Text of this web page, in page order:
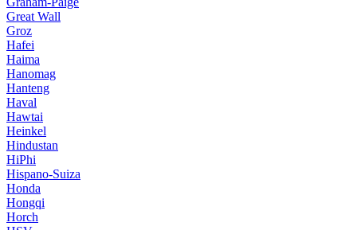
Great Wall
Groz
Hafei
Haima
Hanomag
Hanteng
Haval
Hawtai
Heinkel
Hindustan
HiPhi
Hispano-Suiza
Honda
Hongqi
Horch